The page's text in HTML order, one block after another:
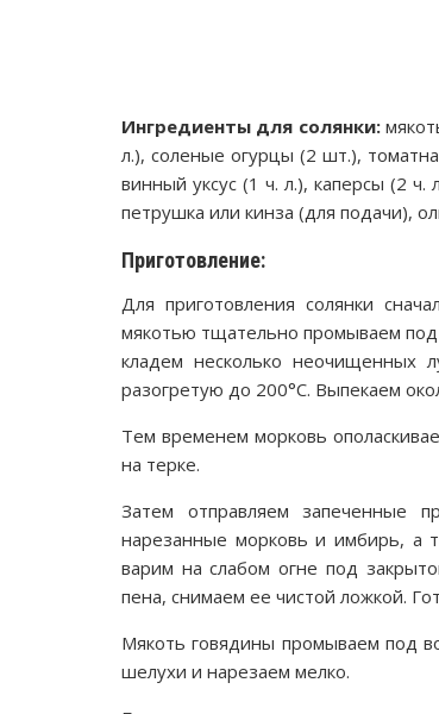
Ингредиенты для солянки:
л.), соленые огурцы (2 шт.),
винный уксус (1 ч. л.), каперсы (2 ч.
петрушка или кинза (для подачи),
Приготовление:
Для приготовления солянки
мякотью тщательно промываем
кладем несколько неочищенных
разогретую до 200°С. Выпекаем
Тем временем морковь
на терке.
Затем отправляем запеченные
нарезанные морковь и имбирь, а
варим на слабом огне под
пена, снимаем ее чистой ложкой.
Мякоть говядины промываем под
шелухи и нарезаем мелко.